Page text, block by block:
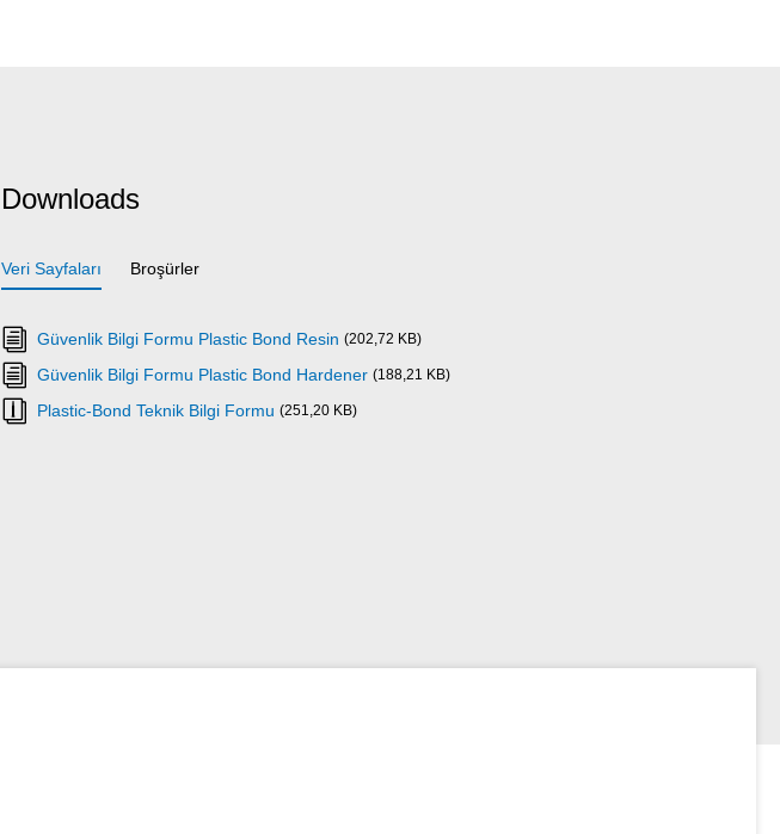
Downloads
Veri Sayfaları Broşürler
Güvenlik Bilgi Formu Plastic Bond Resin (202,72 KB)
Güvenlik Bilgi Formu Plastic Bond Hardener (188,21 KB)
Plastic-Bond Teknik Bilgi Formu (251,20 KB)